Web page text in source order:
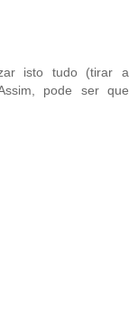
isto tudo (tirar a
pode ser que